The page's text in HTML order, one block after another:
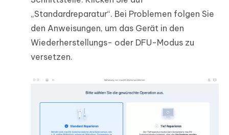
„Standardreparatur“. Bei Problemen folgen Sie
den Anweisungen, um das Gerät in den
Wiederherstellungs- oder DFU-Modus zu
versetzen.